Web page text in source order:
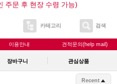
주문 후 현장 수령 가능)
카테고리 검색
이용안내 견적문의(help mail)
장바구니 관심상품
Recent